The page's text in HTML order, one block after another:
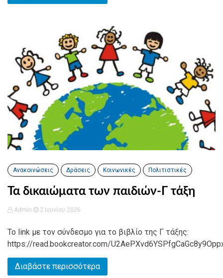
Ανακοινώσεις Δράσεις Κοινωνικές Πολιτιστικές
Τα δικαιώματα των παιδιών-Γ τάξη
Admin 2 Ιουνίου 2026
To link με τον σύνδεσμο για το βιβλίο της Γ τάξης:
https://read.bookcreator.com/
Διαβάστε περισσότερα